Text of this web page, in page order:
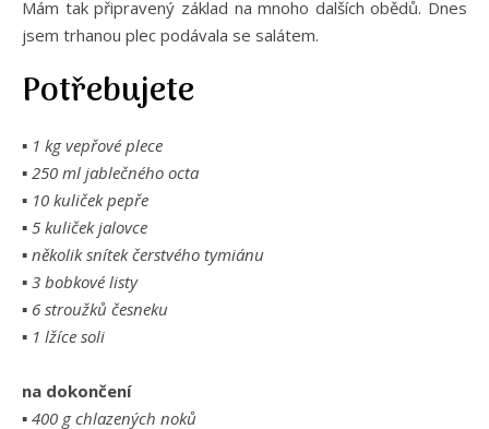
Mám tak připravený základ na mnoho dalších obědů. Dnes
jsem trhanou plec podávala se salátem.
Potřebujete
▪ 1 kg vepřové plece
▪ 250 ml jablečného octa
▪ 10 kuliček pepře
▪ 5 kuliček jalovce
▪ několik snítek čerstvého tymiánu
▪ 3 bobkové listy
▪ 6 stroužků česneku
▪ 1 lžíce soli
na dokončení
▪ 400 g chlazených noků